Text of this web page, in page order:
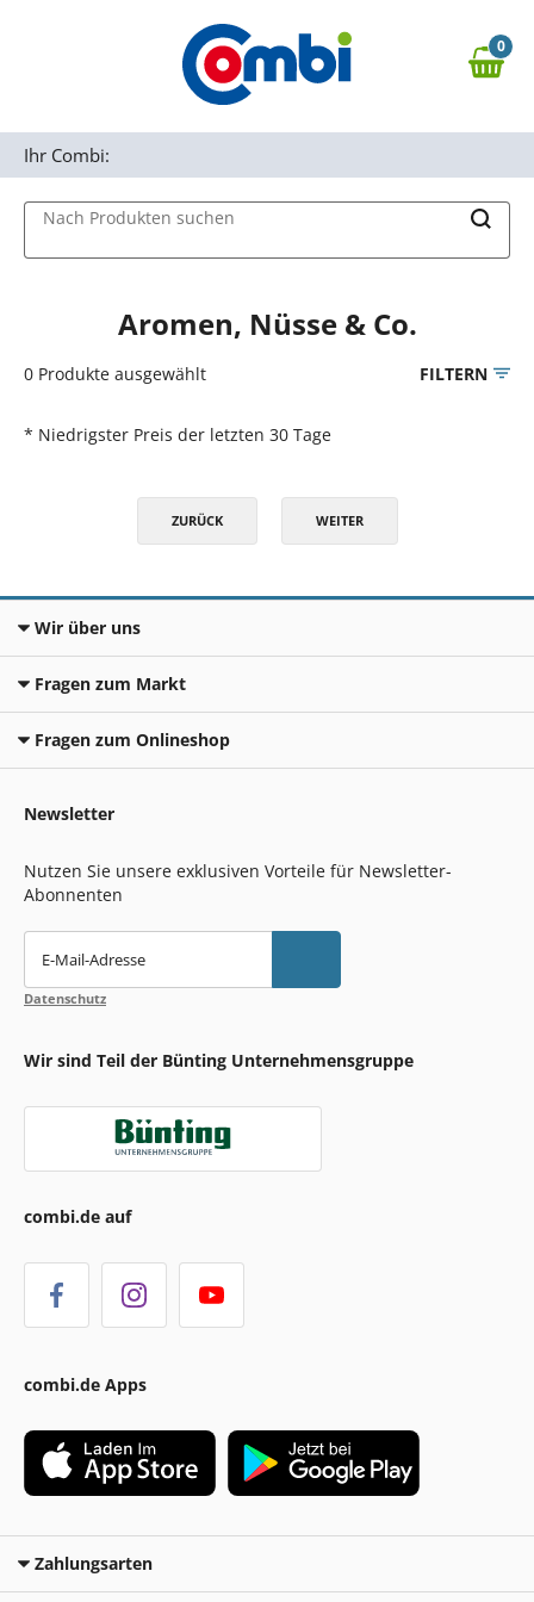
Zur Navigation springen
0,00 €
0
Nach Produkten suchen
Ihr Combi:
Aromen, Nüsse & Co.
0 Produkte ausgewählt FILTERN
* Niedrigster Preis der letzten 30 Tage
ZURÜCK WEITER
Wir über uns
Fragen zum Markt
Fragen zum Onlineshop
Newsletter
Nutzen Sie unsere exklusiven Vorteile für Newsletter-
Abonnenten
E-Mail-Adresse
Datenschutz
Wir sind Teil der Bünting Unternehmensgruppe
combi.de auf
combi.de Apps
Zahlungsarten